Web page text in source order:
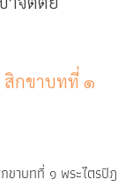
สิกขาบทที่ ๑
ขาบทที่ ๑ พระไตร